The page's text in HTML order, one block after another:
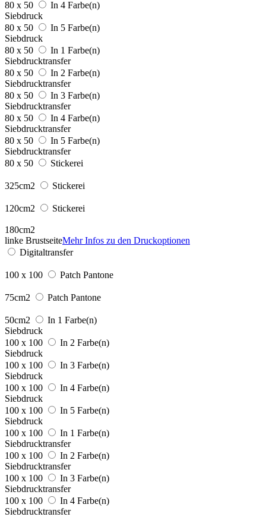
80 x 50
In 4 Farbe(n)
Siebdruck
80 x 50
In 5 Farbe(n)
Siebdruck
80 x 50
In 1 Farbe(n)
Siebdrucktransfer
80 x 50
In 2 Farbe(n)
Siebdrucktransfer
80 x 50
In 3 Farbe(n)
Siebdrucktransfer
80 x 50
In 4 Farbe(n)
Siebdrucktransfer
80 x 50
In 5 Farbe(n)
Siebdrucktransfer
80 x 50
Stickerei
325cm2 Stickerei
120cm2 Stickerei
180cm2
linke BrustseiteMehr Infos zu den Druckoptionen
Digitaltransfer
100 x 100 Patch Pantone
75cm2 Patch Pantone
50cm2
In 1 Farbe(n)
Siebdruck
100 x 100
In 2 Farbe(n)
Siebdruck
100 x 100
In 3 Farbe(n)
Siebdruck
100 x 100
In 4 Farbe(n)
Siebdruck
100 x 100
In 5 Farbe(n)
Siebdruck
100 x 100
In 1 Farbe(n)
Siebdrucktransfer
100 x 100
In 2 Farbe(n)
Siebdrucktransfer
100 x 100
In 3 Farbe(n)
Siebdrucktransfer
100 x 100
In 4 Farbe(n)
Siebdrucktransfer